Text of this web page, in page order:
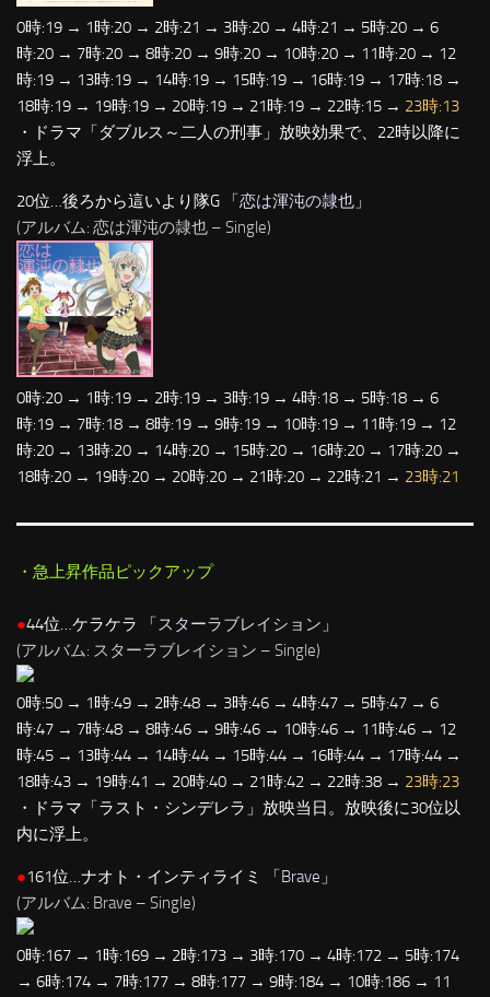
0時:19 → 1時:20 → 2時:21 → 3時:20 → 4時:21 → 5時:20 → 6
時:20 → 7時:20 → 8時:20 → 9時:20 → 10時:20 → 11時:20 → 12
時:19 → 13時:19 → 14時:19 → 15時:19 → 16時:19 → 17時:18 →
18時:19 → 19時:19 → 20時:19 → 21時:19 → 22時:15 → 23時:13
・ドラマ「ダブルス～二人の刑事」放映効果で、22時以降に
浮上。
20位…後ろから這いより隊G 「恋は渾沌の隷也 」
(アルバム: 恋は渾沌の隷也 – Single)
0時:20 → 1時:19 → 2時:19 → 3時:19 → 4時:18 → 5時:18 → 6
時:19 → 7時:18 → 8時:19 → 9時:19 → 10時:19 → 11時:19 → 12
時:20 → 13時:20 → 14時:20 → 15時:20 → 16時:20 → 17時:20 →
18時:20 → 19時:20 → 20時:20 → 21時:20 → 22時:21 → 23時:21
・急上昇作品ピックアップ
●44位…ケラケラ 「スターラブレイション 」
(アルバム: スターラブレイション – Single)
0時:50 → 1時:49 → 2時:48 → 3時:46 → 4時:47 → 5時:47 → 6
時:47 → 7時:48 → 8時:46 → 9時:46 → 10時:46 → 11時:46 → 12
時:45 → 13時:44 → 14時:44 → 15時:44 → 16時:44 → 17時:44 →
18時:43 → 19時:41 → 20時:40 → 21時:42 → 22時:38 → 23時:23
・ドラマ「ラスト・シンデレラ」放映当日。放映後に30位以
内に浮上。
●161位…ナオト・インティライミ 「Brave 」
(アルバム: Brave – Single)
0時:167 → 1時:169 → 2時:173 → 3時:170 → 4時:172 → 5時:174
→ 6時:174 → 7時:177 → 8時:177 → 9時:184 → 10時:186 → 11